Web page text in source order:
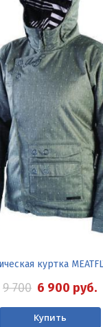
куртка
9 700 6 900 руб.
Купить